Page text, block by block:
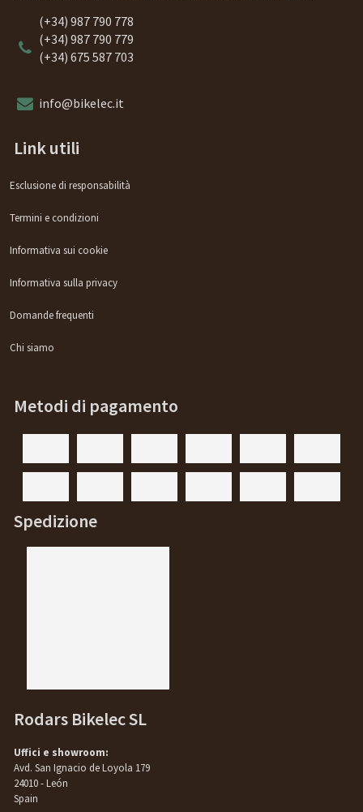
(+34) 987 790 778
(+34) 987 790 779
(+34) 675 587 703
info@bikelec.it
Link utili
Esclusione di responsabilità
Termini e condizioni
Informativa sui cookie
Informativa sulla privacy
Domande frequenti
Chi siamo
Metodi di pagamento
Spedizione
Rodars Bikelec SL
Uffici e showroom:
Avd. San Ignacio de Loyola 179
24010 - León
Spain